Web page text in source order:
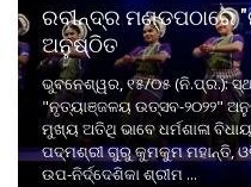
ରବୀନ୍ଦ୍ର ମଣ୍ଡପଠାରେ
ଅନୁଷ୍ଠିତ
ଭୁବନେଶ୍ୱର, ୧୫/୦୫ (ନି.ପ୍ର.):
"ନୃତ୍ୟାଞ୍ଜଳୟ ଉତ୍ସବ-୨୦୨୨"
ମୁଖ୍ୟ ଅତିଥି ଭାବେ ଧର୍ମଶାଳା
ପଦ୍ମଶ୍ରୀ ଗୁରୁ କୁମକୁମ ମହାନ୍ତି,
ଉପ-ନିର୍ଦ୍ଦେଶିକା ଶ୍ରୀମ ...